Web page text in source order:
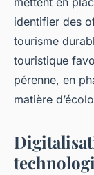
identifier des
tourisme
touristique
pérenne, en
matière